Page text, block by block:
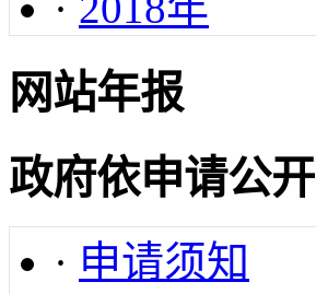
网站年报
政府依申请公开
· 申请须知